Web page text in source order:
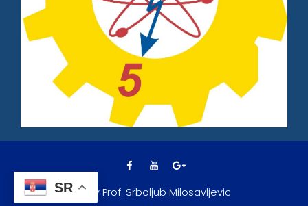
© By Prof. Srboljub Milosavljevic
SR